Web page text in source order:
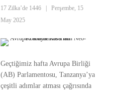
17 Zilka’de 1446
Perşembe, 15
May 2025
Geçtiğimiz hafta Avrupa Birliği
(AB) Parlamentosu, Tanzanya’ya
çeşitli adımlar atması çağrısında